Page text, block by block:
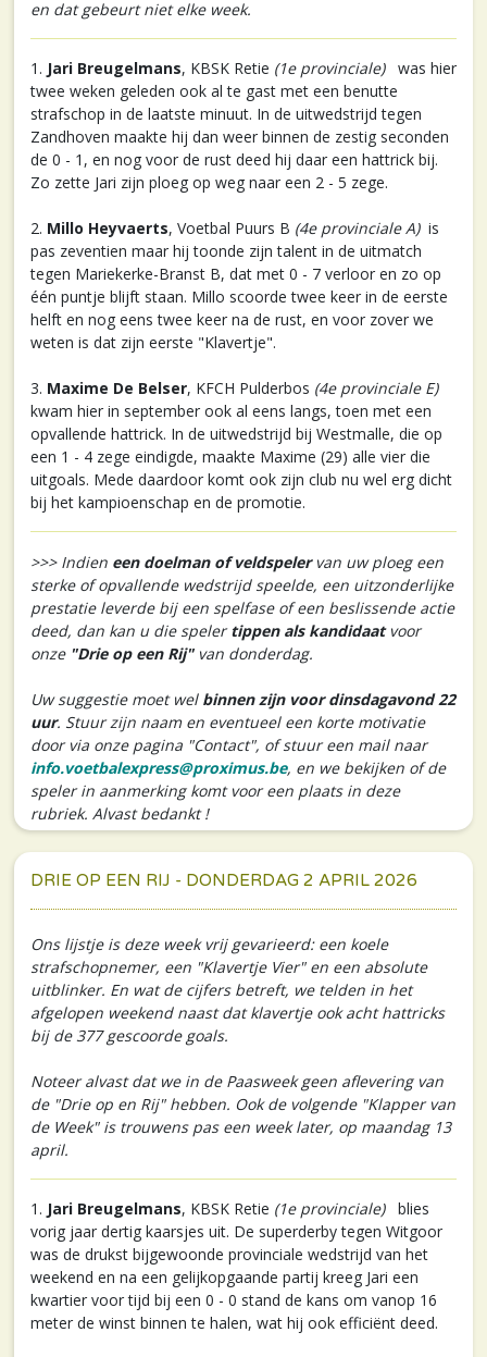
en dat gebeurt niet elke week.
1. Jari Breugelmans, KBSK Retie (1e provinciale)was hier
twee weken geleden ook al te gast met een benutte
strafschop in de laatste minuut. In de uitwedstrijd tegen
Zandhoven maakte hij dan weer binnen de zestig seconden
de 0 - 1, en nog voor de rust deed hij daar een hattrick bij.
Zo zette Jari zijn ploeg op weg naar een 2 - 5 zege.
2. Millo Heyvaerts, Voetbal Puurs B (4e provinciale A)is
pas zeventien maar hij toonde zijn talent in de uitmatch
tegen Mariekerke-Branst B, dat met 0 - 7 verloor en zo op
één puntje blijft staan. Millo scoorde twee keer in de eerste
helft en nog eens twee keer na de rust, en voor zover we
weten is dat zijn eerste "Klavertje".
3. Maxime De Belser, KFCH Pulderbos (4e provinciale E)
kwam hier in september ook al eens langs, toen met een
opvallende hattrick. In de uitwedstrijd bij Westmalle, die op
een 1 - 4 zege eindigde, maakte Maxime (29) alle vier die
uitgoals. Mede daardoor komt ook zijn club nu wel erg dicht
bij het kampioenschap en de promotie.
>>> Indien een doelman of veldspelervan uw ploeg een
sterke of opvallende wedstrijd speelde, een uitzonderlijke
prestatie leverde bij een spelfase of een beslissende actie
deed, dan kan u die spelertippen als kandidaatvoor
onze "Drie op een Rij"van donderdag.
Uw suggestie moet wel binnen zijn voor dinsdagavond 22
uur. Stuur zijn naam en eventueel een korte motivatie
door via onze pagina "Contact", of stuur een mail naar
info.voetbalexpress@proximus.be, en we bekijken of de
speler in aanmerking komt voor een plaats in deze
rubriek. Alvast bedankt !
DRIE OP EEN RIJ - DONDERDAG 2 APRIL 2026
Ons lijstje is deze week vrij gevarieerd: een koele
strafschopnemer, een "Klavertje Vier" en een absolute
uitblinker. En wat de cijfers betreft, we telden in het
afgelopen weekend naast dat klavertje ook acht hattricks
bij de 377 gescoorde goals.
Noteer alvast dat we in de Paasweek geen aflevering van
de "Drie op en Rij" hebben. Ook de volgende "Klapper van
de Week" is trouwens pas een week later, op maandag 13
april.
1. Jari Breugelmans, KBSK Retie (1e provinciale)blies
vorig jaar dertig kaarsjes uit. De superderby tegen Witgoor
was de drukst bijgewoonde provinciale wedstrijd van het
weekend en na een gelijkopgaande partij kreeg Jari een
kwartier voor tijd bij een 0 - 0 stand de kans om vanop 16
meter de winst binnen te halen, wat hij ook efficiënt deed.